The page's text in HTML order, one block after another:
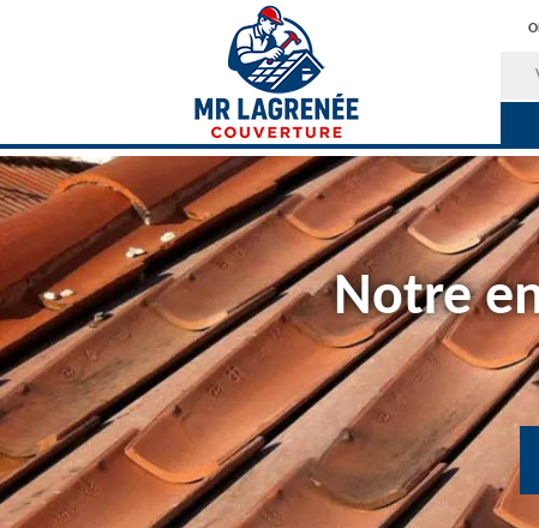
Notre